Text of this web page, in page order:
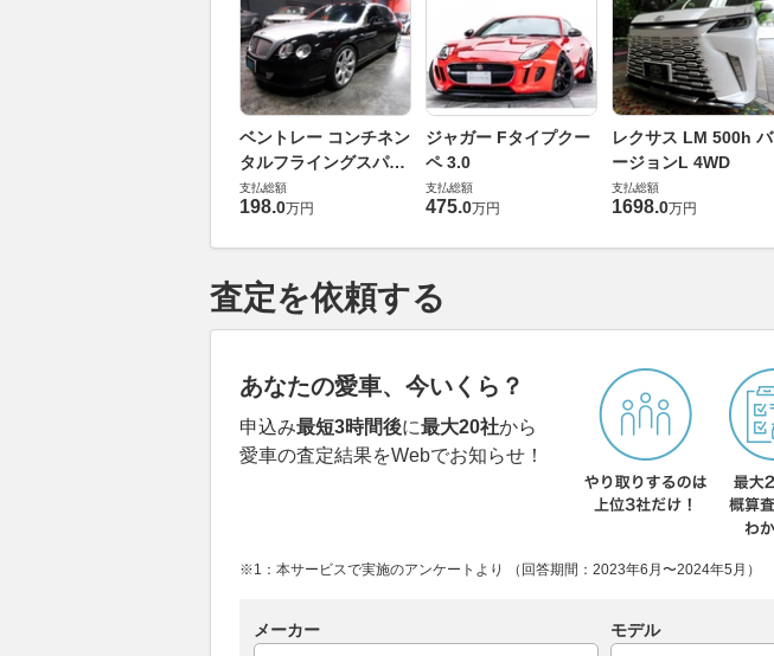
ベントレー コンチネン
タルフライングスパー
6.0 4WD
支払総額
198.0万円
ジャガー Fタイプクー
ペ 3.0
支払総額
475.0万円
レクサス LM 500h バ
ージョンL 4WD
支払総額
1698.0万円
査定を依頼する
あなたの愛車、今いくら？
申込み最短3時間後に最大20社から
愛車の査定結果をWebでお知らせ！
※1：本サービスで実施のアンケートより （回答期間：2023年6月〜2024年5月）
メーカー モデル